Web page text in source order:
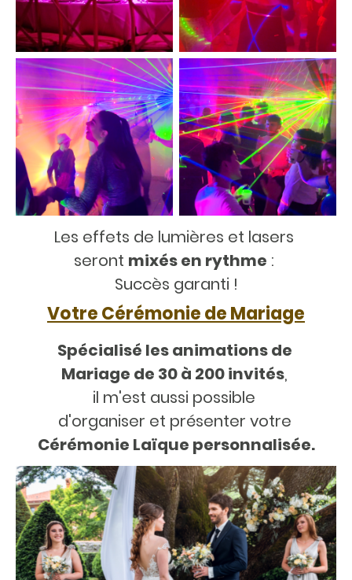
Les effets de lumières et lasers
seront mixés en rythme :
Succès garanti !
Votre Cérémonie de Mariage
Spécialisé les animations de
Mariage de 30 à 200 invités,
il m'est aussi possible
d'organiser et présenter votre
Cérémonie Laïque personnalisée.